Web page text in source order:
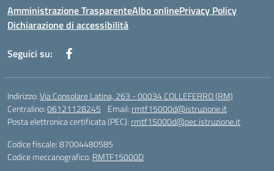
Amministrazione TrasparenteAlbo onlinePrivacy Policy
Dichiarazione di accessibilità
Seguici su:
Indirizzo:Via Consolare Latina, 263 - 00034 COLLEFERRO (RM)
Centralino:06121128245 Email: rmtf15000d@istruzione.it
Posta elettronica certificata (PEC): rmtf15000d@pec.istruzione.it
Codice fiscale: 87004480585
Codice meccanografico: RMTF15000D